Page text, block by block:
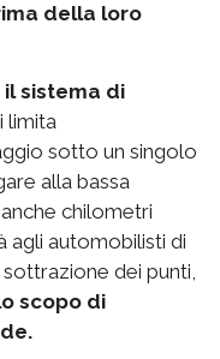
della loro
il sistema di
limita
sotto un singolo
alla bassa
chilometri
agli automobilisti di
dei punti,
scopo di